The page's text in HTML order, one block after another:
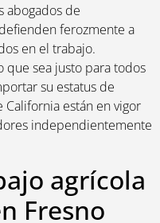
abogados de
ferozmente a
en el trabajo.
que sea justo para todos
su estatus de
California están en vigor
independientemente
agrícola
Fresno